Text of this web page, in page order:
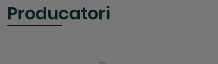
Producatori